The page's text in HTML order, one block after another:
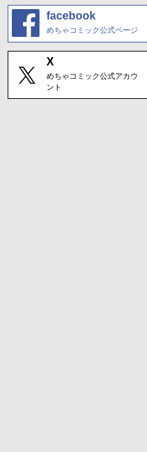
facebook
めちゃコミック公式ページ
X
めちゃコミック公式アカウ
ント